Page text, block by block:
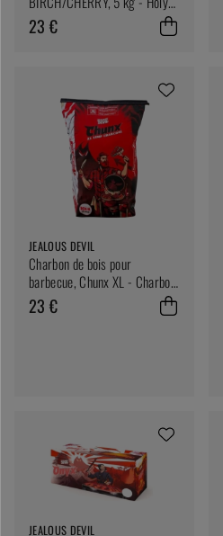
Smoke BBQ
23 €
JEALOUS DEVIL
Charbon de bois pour
barbecue, Chunx XL - Charbon
de bois dur, 4,5 kg - Jealous
Devil
23 €
JEALOUS DEVIL